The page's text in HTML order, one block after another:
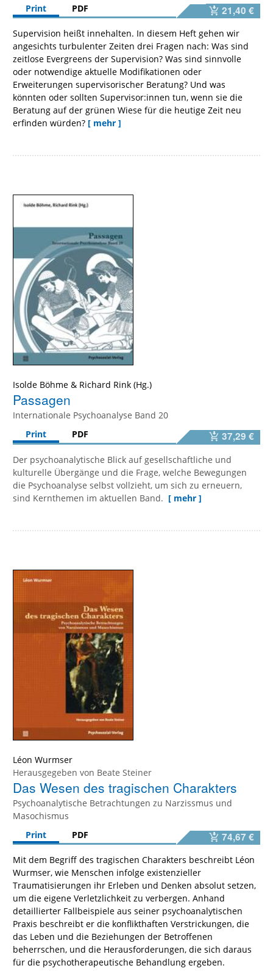
Print
PDF 21,40 €
Supervision heißt innehalten. In diesem Heft gehen wir
angesichts turbulenter Zeiten drei Fragen nach: Was sind
zeitlose Evergreens der Supervision? Was sind sinnvolle
oder notwendige aktuelle Modifikationen oder
Erweiterungen supervisorischer Beratung? Und was
könnten oder sollten Supervisor:innen tun, wenn sie die
Beratung auf der grünen Wiese für die heutige Zeit neu
erfinden würden? [ mehr ]
Isolde Böhme & Richard Rink
Passagen
Internationale Psychoanalyse Band 20
Print
PDF 37,29 €
Der psychoanalytische Blick auf gesellschaftliche und
kulturelle Übergänge und die Frage, welche Bewegungen
die Psychoanalyse selbst vollzieht, um sich zu erneuern,
sind Kernthemen im aktuellen Band. [ mehr ]
Léon Wurmser
Herausgegeben von Beate Steiner
Das Wesen des tragischen Charakters
Psychoanalytische Betrachtungen zu Narzissmus und
Masochismus
Print
PDF 74,67 €
Mit dem Begriff des tragischen Charakters beschreibt Léon
Wurmser, wie Menschen infolge existenzieller
Traumatisierungen ihr Erleben und Denken absolut setzen,
um die eigene Verletzlichkeit zu verbergen. Anhand
detaillierter Fallbeispiele aus seiner psychoanalytischen
Praxis beschreibt er die konflikthaften Verstrickungen, die
das Leben und die Beziehungen der Betroffenen
beherrschen, und die Herausforderungen, die sich daraus
für die psychotherapeutische Behandlung ergeben.